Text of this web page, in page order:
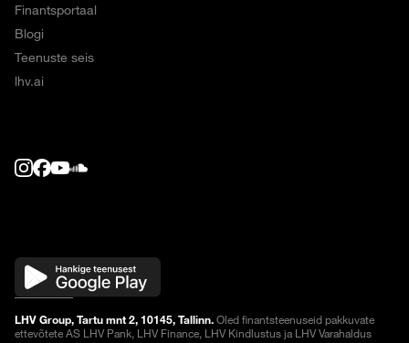
Finantsportaal
Blogi
Teenuste seis
lhv.ai
LHV Group, Tartu mnt 2, 10145, Tallinn.Oled finantsteenuseid pakkuvate
ettevõtete AS LHV Pank, LHV Finance, LHV Kindlustus ja LHV Varahaldus